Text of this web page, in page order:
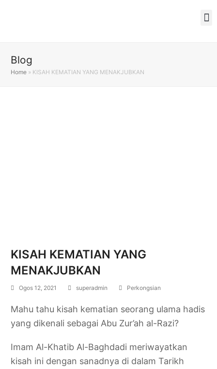
Blog
Home » KISAH KEMATIAN YANG MENAKJUBKAN
KISAH KEMATIAN YANG
MENAKJUBKAN
Ogos 12, 2021 superadmin Perkongsian
Mahu tahu kisah kematian seorang ulama hadis
yang dikenali sebagai Abu Zur’ah al-Razi?
Imam Al-Khatib Al-Baghdadi meriwayatkan
kisah ini dengan sanadnya di dalam Tarikh